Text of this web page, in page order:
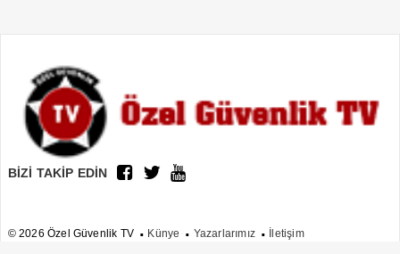
BİZİ TAKİP EDİN
© 2026 Özel Güvenlik TV Künye Yazarlarımız İletişim